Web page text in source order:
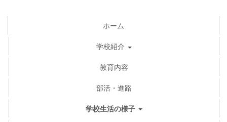
ホーム
学校紹介
教育内容
部活・進路
学校生活の様子